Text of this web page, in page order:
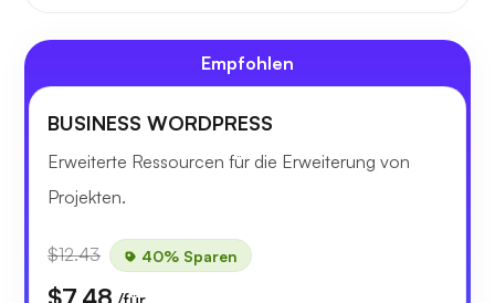
Empfohlen
BUSINESS WORDPRESS
Erweiterte Ressourcen für die Erweiterung von
Projekten.
$12.43 40% Sparen